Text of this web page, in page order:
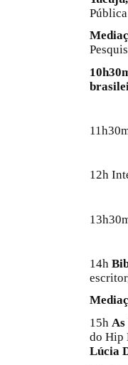
12h
14h
15h As
do Hip
Lúcia